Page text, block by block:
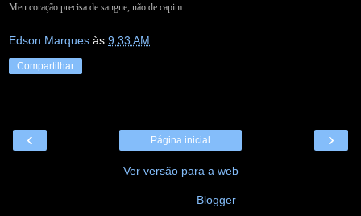
Meu coração precisa de sangue, não de capim..
Edson Marques às 9:33 AM
Compartilhar
‹ ›
Página inicial
Ver versão para a web
Blogger.